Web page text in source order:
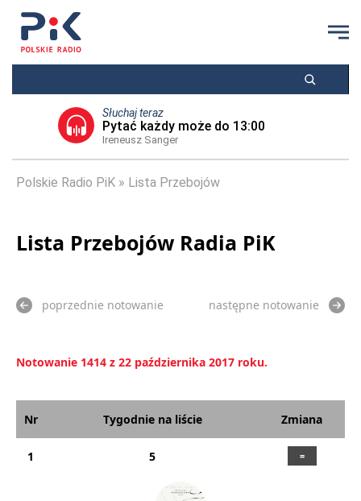
Słuchaj teraz
Pytać każdy może do 13:00
Ireneusz Sanger
Polskie Radio PiK Lista Przebojów
Lista Przebojów Radia PiK
poprzednie notowanie następne notowanie
Notowanie 1414 z 22 października 2017 roku.
Nr Tygodnie na liście Zmiana
1 5